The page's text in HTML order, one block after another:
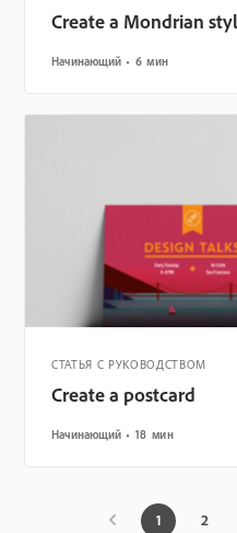
Create a Mondrian
Начинающий 6 мин
СТАТЬЯ С РУКОВОДСТВОМ
Create a postcard
Начинающий 18 мин
1 2